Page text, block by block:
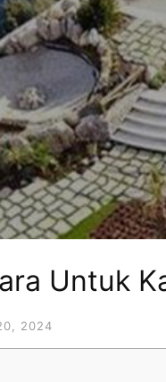
Untuk
2024